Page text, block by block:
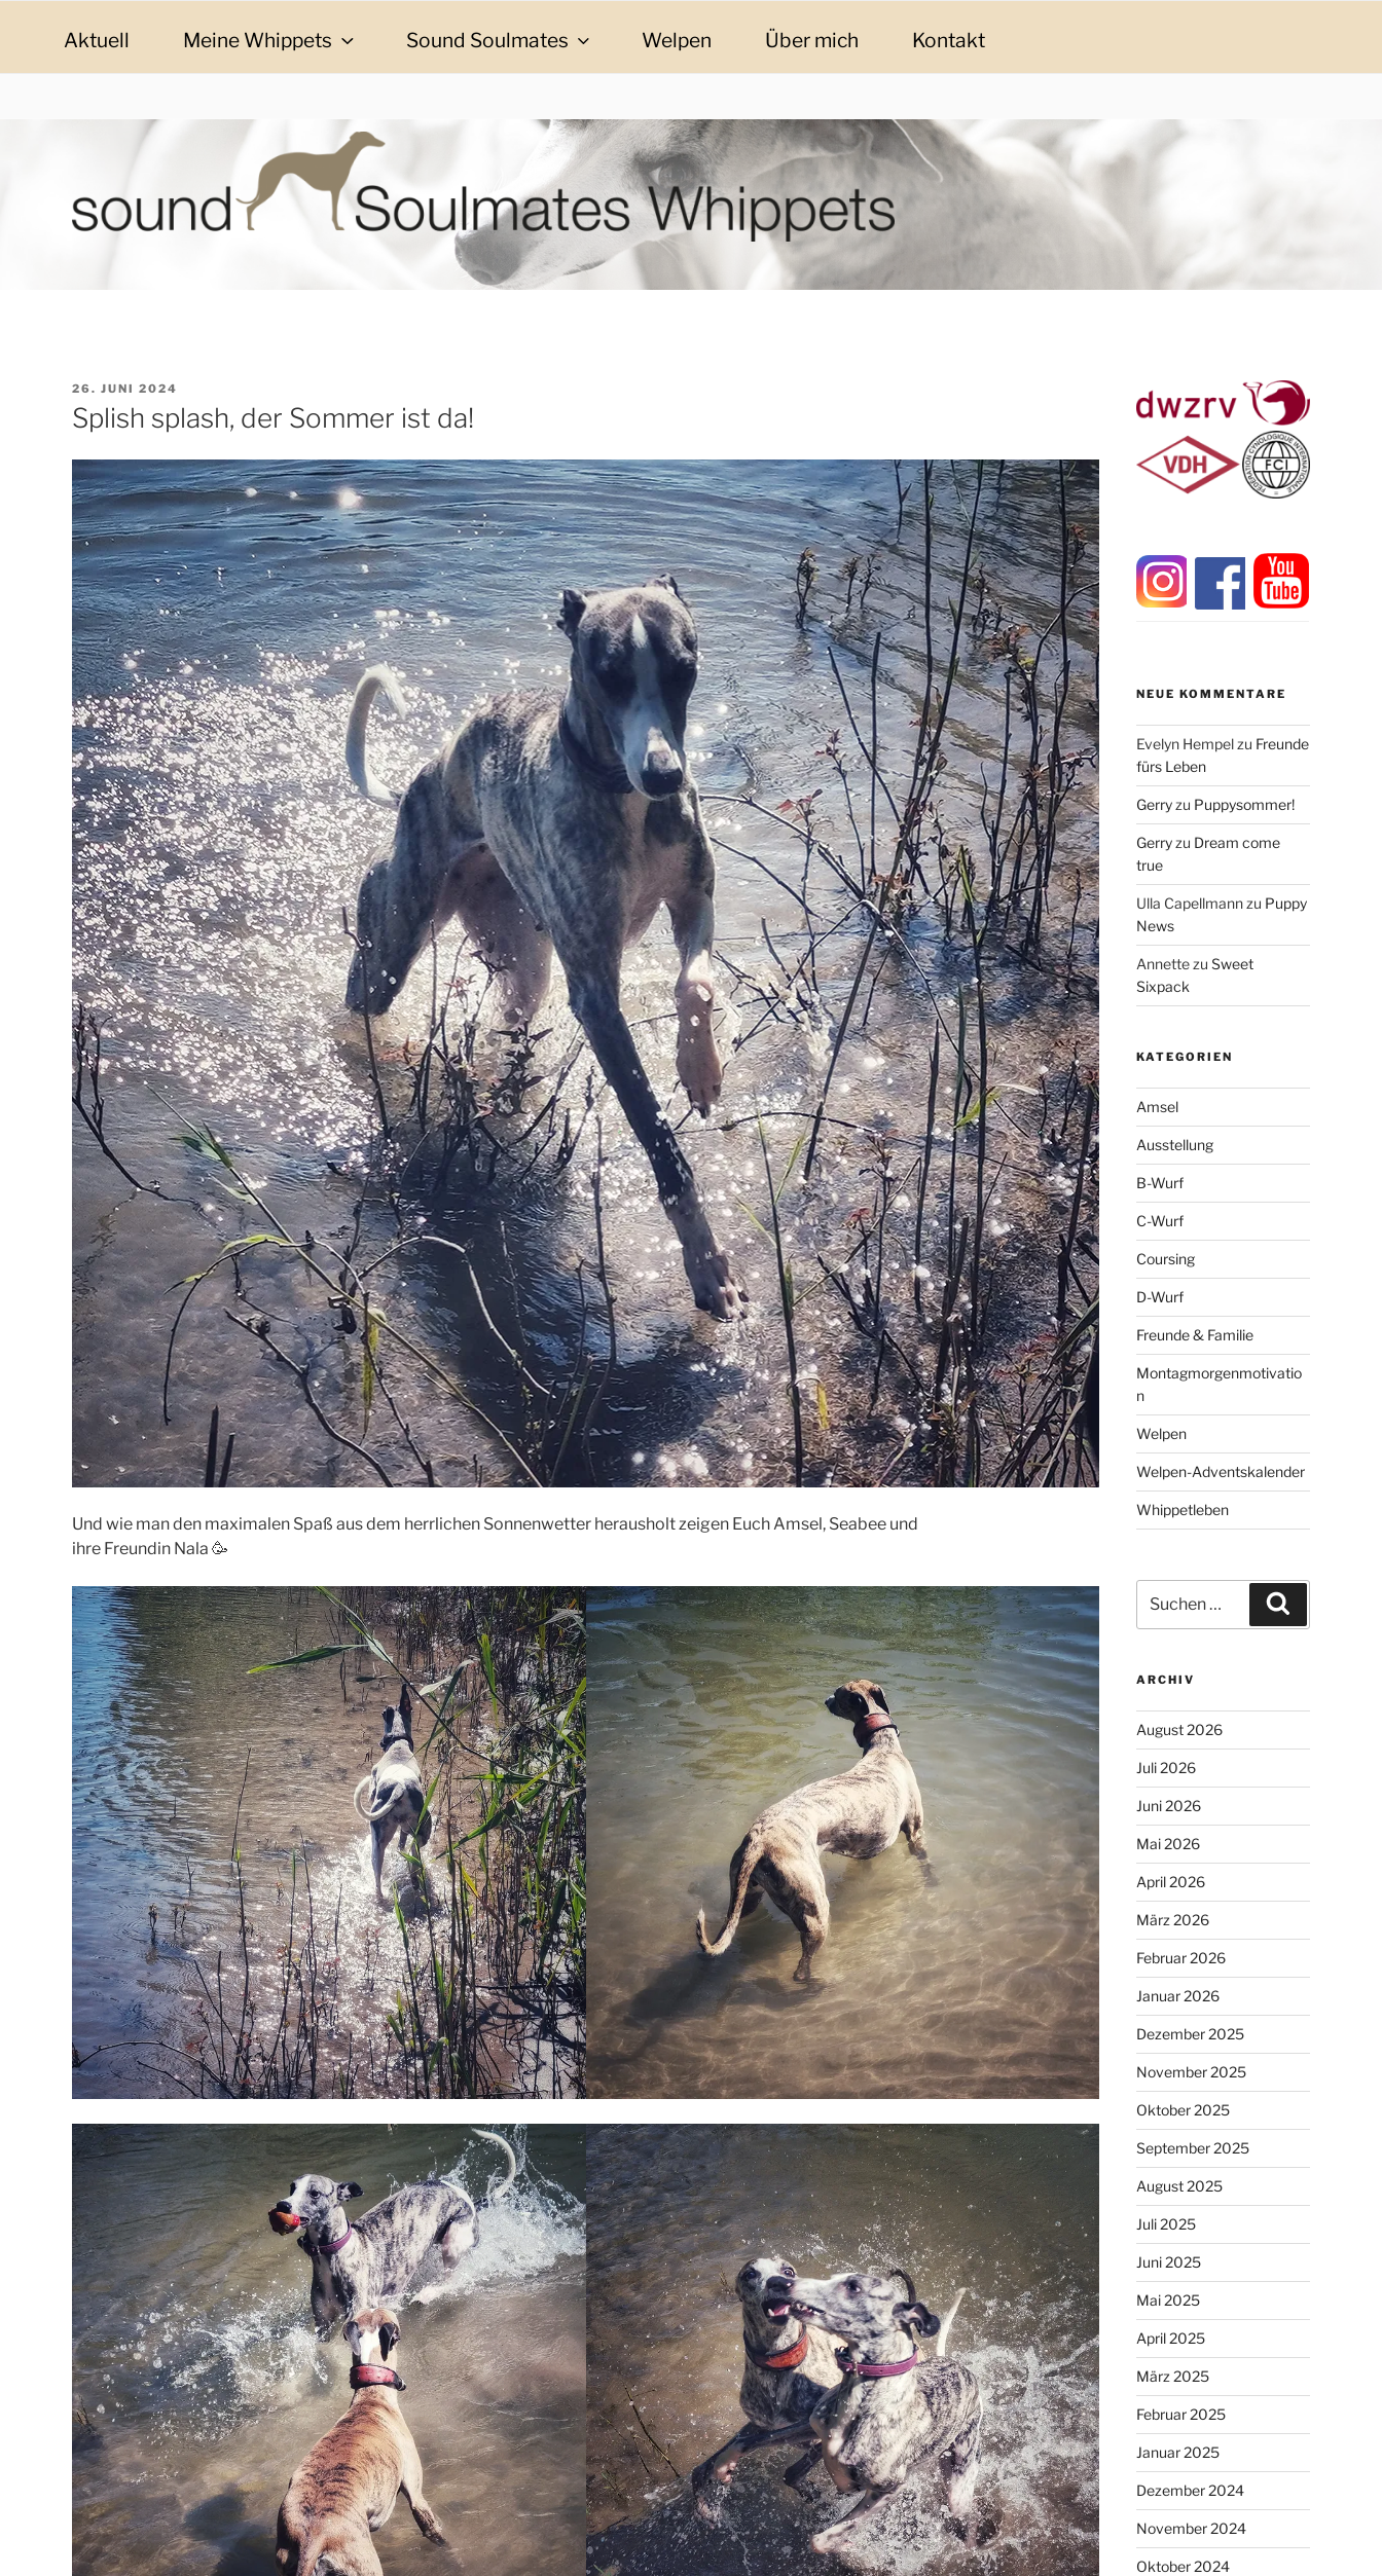
SOUND SOULMATES WHIPPETS
sound Soulmates – Whippets fürs Leben! Bilder, Geschichten und Informationen
Aktuell Meine Whippets Sound Soulmates Welpen Über mich Kontakt
VERÖFFENTLICHT
AM
26. JUNI 2024
Splish splash, der Sommer ist da!
Und wie man den maximalen Spaß aus dem herrlichen Sonnenwetter herausholt zeigen Euch Amsel, Seabee und
ihre Freundin Nala 🥳
NEUE KOMMENTARE
Evelyn Hempel zu Freunde
fürs Leben
Gerry zu Puppysommer!
Gerry zu Dream come
true
Ulla Capellmann zu Puppy
News
Annette zuSweet
Sixpack
KATEGORIEN
Amsel
Ausstellung
B-Wurf
C-Wurf
Coursing
D-Wurf
Freunde & Familie
Montagmorgenmotivatio
n
Welpen
Welpen-Adventskalender
Whippetleben
nach:
ARCHIV
August 2026
Juli 2026
Juni 2026
Mai 2026
April 2026
März 2026
Februar 2026
Januar 2026
Dezember 2025
November 2025
Oktober 2025
September 2025
August 2025
Juli 2025
Juni 2025
Mai 2025
April 2025
März 2025
Februar 2025
Januar 2025
Dezember 2024
November 2024
Oktober 2024